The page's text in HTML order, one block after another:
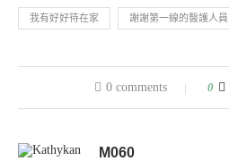
我有好好待在家 謝謝第一線的醫護人員
0 comments 0
M060